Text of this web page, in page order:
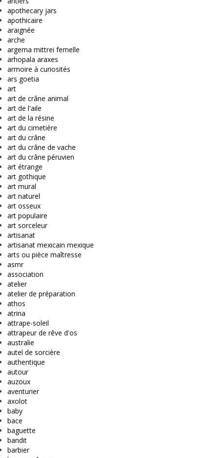
apothecary jars
apothicaire
araignée
arche
argema mittrei femelle
arhopala araxes
armoire à curiosités
ars goetia
art
art de crâne animal
art de l'aile
art de la résine
art du cimetière
art du crâne
art du crâne de vache
art du crâne péruvien
art étrange
art gothique
art mural
art naturel
art osseux
art populaire
art sorceleur
artisanat
artisanat mexicain mexique
arts ou pièce maîtresse
asmr
association
atelier
atelier de préparation
athos
atrina
attrape-soleil
attrapeur de rêve d'os
australie
autel de sorcière
authentique
autour
auzoux
aventurier
axolot
baby
bace
baguette
bandit
barbier